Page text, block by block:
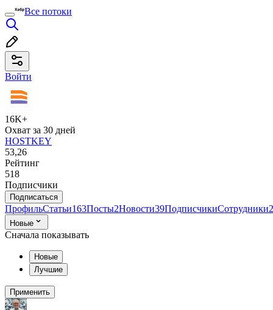
Все потоки
Войти
16K+
Охват за 30 дней
HOSTKEY
53,26
Рейтинг
518
Подписчики
Подписаться
ПрофильСтатьи163Посты2Новости39ПодписчикиСотрудники2
Новые
Сначала показывать
Новые
Лучшие
Применить